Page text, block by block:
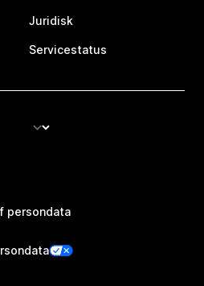
Juridisk
Servicestatus
persondata